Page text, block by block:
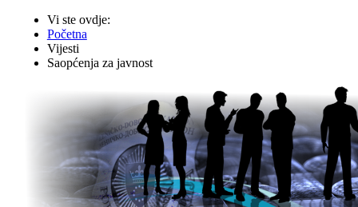
Vi ste ovdje:
Početna
Vijesti
Saopćenja za javnost